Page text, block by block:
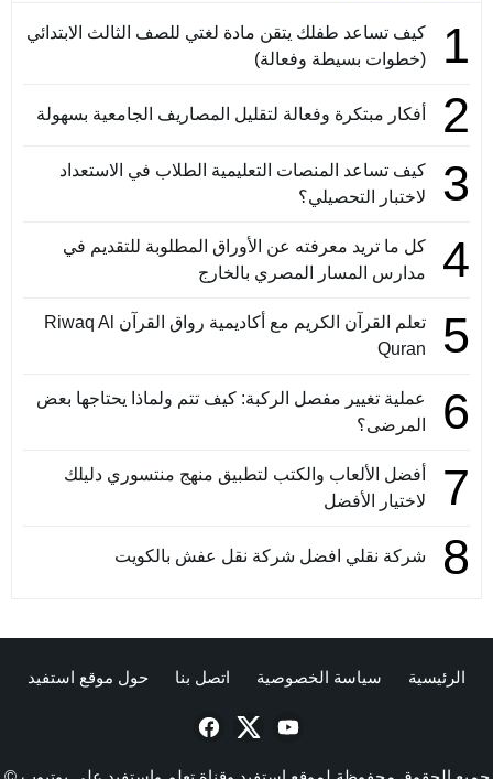
1
كيف تساعد طفلك يتقن مادة لغتي للصف الثالث الابتدائي
(خطوات بسيطة وفعالة)
2 أفكار مبتكرة وفعالة لتقليل المصاريف الجامعية بسهولة
3
كيف تساعد المنصات التعليمية الطلاب في الاستعداد
لاختبار التحصيلي؟
4
كل ما تريد معرفته عن الأوراق المطلوبة للتقديم في
مدارس المسار المصري بالخارج
5
تعلم القرآن الكريم مع أكاديمية رواق القرآن Riwaq Al
Quran
6
عملية تغيير مفصل الركبة: كيف تتم ولماذا يحتاجها بعض
المرضى؟
7
أفضل الألعاب والكتب لتطبيق منهج منتسوري دليلك
لاختيار الأفضل
8 شركة نقلي افضل شركة نقل عفش بالكويت
الرئيسية سياسة الخصوصية اتصل بنا حول موقع استفيد